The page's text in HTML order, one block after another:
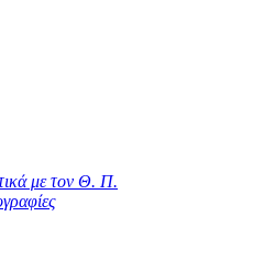
με τον Θ. Π.